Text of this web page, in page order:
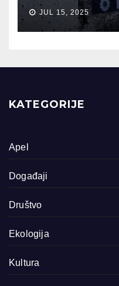
JUL 15, 2025
KATEGORIJE
Apel
Događaji
Društvo
Ekologija
Kultura